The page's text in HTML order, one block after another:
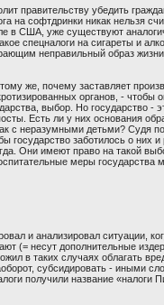
правительству убедить
на софтдринки никак нельзя
в США, уже существуют
спецналоги на сигареты и
неправильный образ
же, почему заставляет
органов, - чтобы
выбор. Но государство -
Есть ли у них основания
с неразумными детьми? Судя
государство заботилось о них
Они имеют право на такой
меры государства
и анализировал ситуации,
(= несут дополнительные
в таких случаях облагать
субсидировать - иными
получили название «налоги